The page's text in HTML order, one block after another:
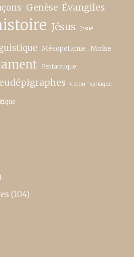
Genèse Évangiles
Jésus Josué
Mésopotamie Moïse
Pentateuque
Coran syriaque
(104)